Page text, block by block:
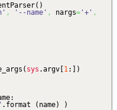
( )
, '--name' , nargs= '+' ,
( sys .argv 1:
)
:
. format ( name) )